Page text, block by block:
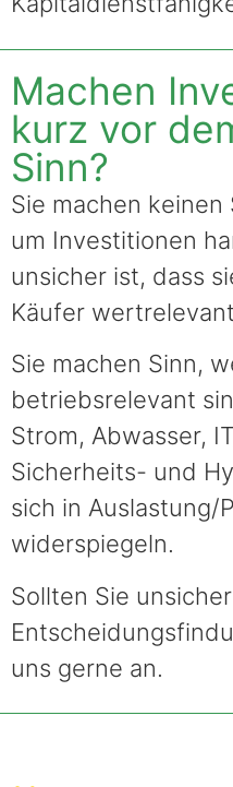
Machen
kurz vor
Sinn?
Sie machen keinen
um Investitionen
unsicher ist, dass
Käufer
Sie machen Sinn,
betriebsrelevant
Strom, Abwasser,
Sicherheits- und
sich in Auslastung/
widerspiegeln.
Sollten Sie
uns gerne an.